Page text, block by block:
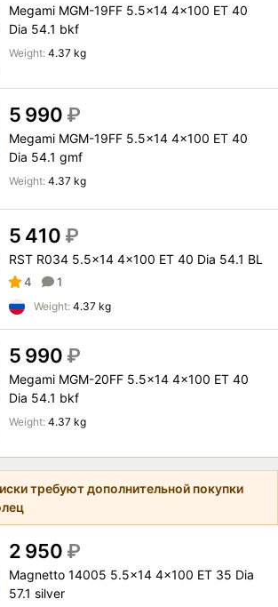
Megami MGM-19FF 5.5x14 4x100 ET 40
Dia 54.1 bkf
Weight: 4.37 kg
5 990 ₽
Megami MGM-19FF 5.5x14 4x100 ET 40
Dia 54.1 gmf
Weight: 4.37 kg
5 410 ₽
RST R034 5.5x14 4x100 ET 40 Dia 54.1 BL
4 1
Weight: 4.37 kg
5 990 ₽
Megami MGM-20FF 5.5x14 4x100 ET 40
Dia 54.1 bkf
Weight: 4.37 kg
требуют дополнительной покупки
2 950 ₽
Magnetto 14005 5.5x14 4x100 ET 35 Dia
57.1 silver